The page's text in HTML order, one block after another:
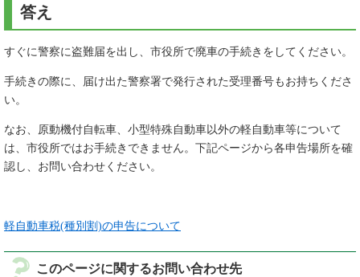
答え
すぐに警察に盗難届を出し、市役所で廃車の手続きをしてください。
手続きの際に、届け出た警察署で発行された受理番号もお持ちくださ
い。
なお、原動機付自転車、小型特殊自動車以外の軽自動車等について
は、市役所ではお手続きできません。下記ページから各申告場所を確
認し、お問い合わせください。
軽自動車税(種別割)の申告について
このページに関するお問い合わせ先